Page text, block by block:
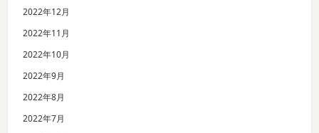
2022年12月
2022年11月
2022年10月
2022年9月
2022年8月
2022年7月